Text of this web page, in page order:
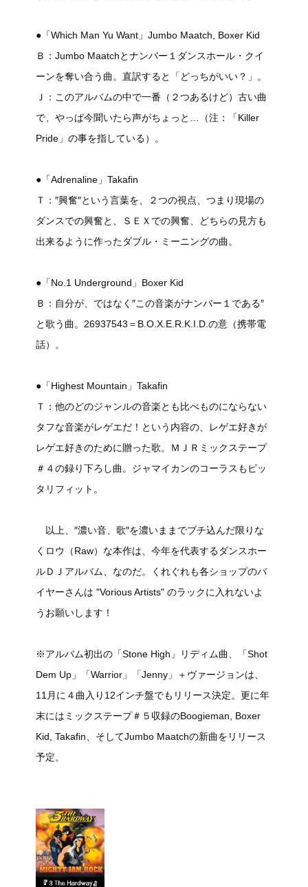
●「Which Man Yu Want」Jumbo Maatch, Boxer Kid
Ｂ：Jumbo Maatchとナンバー１ダンスホール・クイ
ーンを奪い合う曲。直訳すると「どっちがいい？」。
Ｊ：このアルバムの中で一番（２つあるけど）古い曲
で、やっぱ今聞いたら声がちょっと…（注：「Killer
Pride」の事を指している）。
●「Adrenaline」Takafin
Ｔ：″興奮″という言葉を、２つの視点、つまり現場の
ダンスでの興奮と、ＳＥＸでの興奮、どちらの見方も
出来るように作ったダブル・ミーニングの曲。
●「No.1 Underground」Boxer Kid
Ｂ：自分が、ではなく″この音楽がナンバー１である″
と歌う曲。26937543＝B.O.X.E.R.K.I.D.の意（携帯電
話）。
●「Highest Mountain」Takafin
Ｔ：他のどのジャンルの音楽とも比べものにならない
タフな音楽がレゲエだ！という内容の、レゲエ好きが
レゲエ好きのために贈った歌。ＭＪＲミックステープ
＃４の録り下ろし曲。ジャマイカンのコーラスもピッ
タリフィット。
以上、″濃い音、歌″を濃いままでブチ込んだ限りな
くロウ（Raw）な本作は、今年を代表するダンスホー
ルＤＪアルバム、なのだ。くれぐれも各ショップのバ
イヤーさんは "Vorious Artists" のラックに入れないよ
うお願いします！
※アルバム初出の「Stone High」リディム曲、「Shot
Dem Up」「Warrior」「Jenny」＋ヴァージョンは、
11月に４曲入り12インチ盤でもリリース決定。更に年
末にはミックステープ＃５収録のBoogieman, Boxer
Kid, Takafin、そしてJumbo Maatchの新曲をリリース
予定。